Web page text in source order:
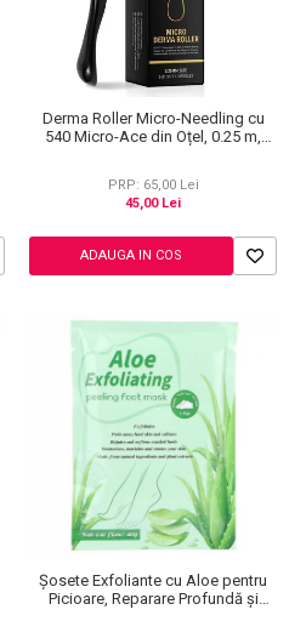
Derma Roller Micro-Needling cu
540 Micro-Ace din Oțel, 0.25 m,
PRP: 65,00 Lei
45,00 Lei
ADAUGA IN COS
Șosete Exfoliante cu Aloe pentru
Picioare, Reparare Profundă și